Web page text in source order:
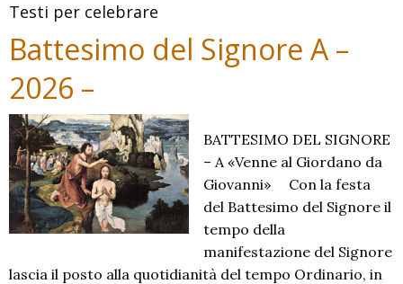
2026
Testi per celebrare
Battesimo del Signore A –
2026 –
BATTESIMO DEL SIGNORE
– A «Venne al Giordano da
Giovanni» Con la festa
del Battesimo del Signore il
tempo della
manifestazione del Signore
lascia il posto alla quotidianità del tempo Ordinario, in